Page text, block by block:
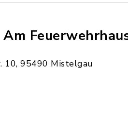
10, 95490 Mistelgau